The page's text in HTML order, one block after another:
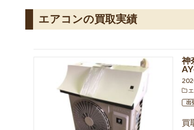
エアコンの買取実績
神
出
買